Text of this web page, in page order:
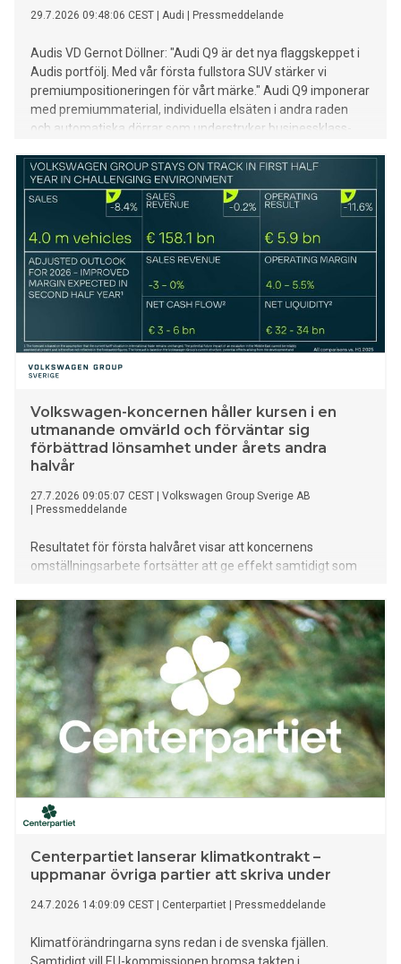
29.7.2026 09:48:06 CEST Audi Pressmeddelande
Audis VD Gernot Döllner: "Audi Q9 är det nya flaggskeppet i
Audis portfölj. Med vår första fullstora SUV stärker vi
premiumpositioneringen för vårt märke." Audi Q9 imponerar
med premiummaterial, individuella elsäten i andra raden
och automatiska dörrar som understryker businessklass-
excellens: med omfattande förarassistans, Audis största
panoramatak och världsnyheten med välvda digitala OLED-
bakljus Audis största SUV hittills har tilldelats siffran 9 och
segmentet. Nya Audi Q9 kombinerar rymd, suveräna
köregenskaper och tekniska världsnyheter. Till
höjdpunkterna hör tredje generationens välvda digitala
OLED-bakljus, individuella elektriska säten i andra raden,
handsfree-körning samt det största panoramataket1 hittills
i en Audi. Sofistikerad fjädring och quattro-fyrhjulsdrift,
tillsammans med effektiva drivlinor, garanterar pres
Volkswagen-koncernen håller kursen i en
utmanande omvärld och förväntar sig
förbättrad lönsamhet under årets andra
halvår
27.7.2026 09:05:07 CEST
Volkswagen Group Sverige AB
Pressmeddelande
Resultatet för första halvåret visar att koncernens
omställningsarbete fortsätter att ge effekt samtidigt som
Centerpartiet lanserar klimatkontrakt –
uppmanar övriga partier att skriva under
24.7.2026 14:09:09 CEST Centerpartiet Pressmeddelande
Klimatförändringarna syns redan i de svenska fjällen.